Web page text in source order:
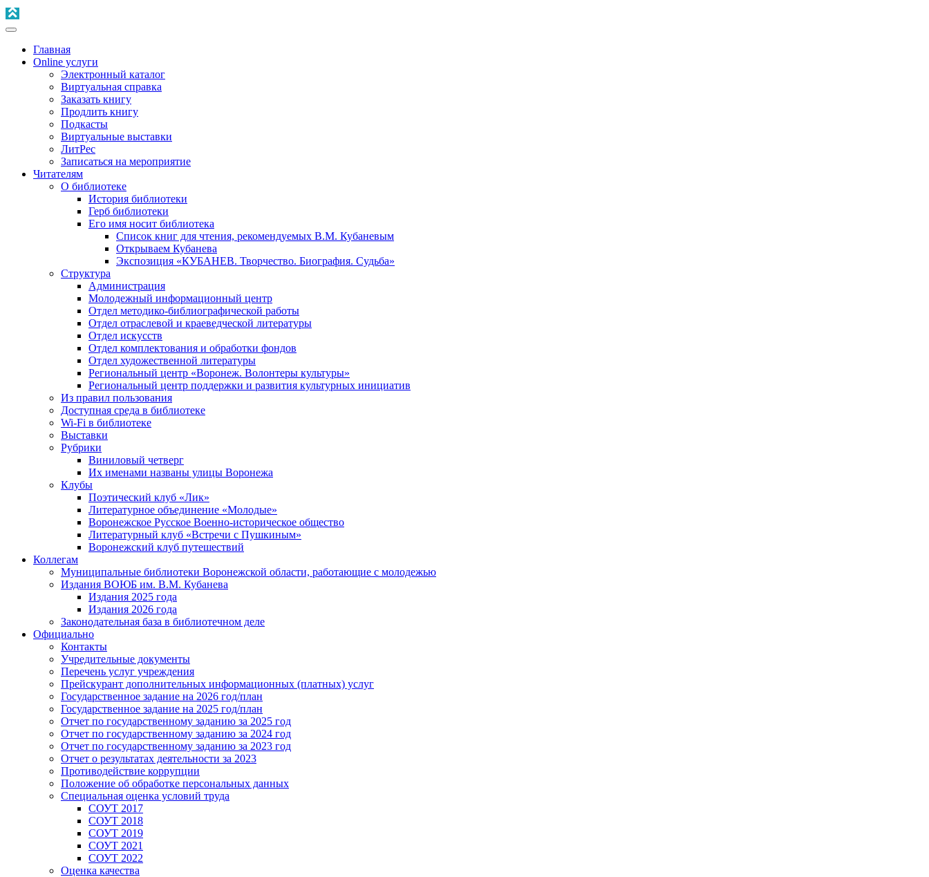
Главная
Online услуги
Электронный каталог
Виртуальная справка
Заказать книгу
Продлить книгу
Подкасты
Виртуальные выставки
ЛитРес
Записаться на мероприятие
Читателям
О библиотеке
История библиотеки
Герб библиотеки
Его имя носит библиотека
Список книг для чтения, рекомендуемых В.М. Кубаневым
Открываем Кубанева
Экспозиция «КУБАНЕВ. Творчество. Биография. Судьба»
Структура
Администрация
Молодежный информационный центр
Отдел методико-библиографической работы
Отдел отраслевой и краеведческой литературы
Отдел искусств
Отдел комплектования и обработки фондов
Отдел художественной литературы
Региональный центр «Воронеж. Волонтеры культуры»
Региональный центр поддержки и развития культурных инициатив
Из правил пользования
Доступная среда в библиотеке
Wi-Fi в библиотеке
Выставки
Рубрики
Виниловый четверг
Их именами названы улицы Воронежа
Клубы
Поэтический клуб «Лик»
Литературное объединение «Молодые»
Воронежское Русское Военно-историческое общество
Литературный клуб «Встречи с Пушкиным»
Воронежский клуб путешествий
Коллегам
Муниципальные библиотеки Воронежской области, работающие с молодежью
Издания ВОЮБ им. В.М. Кубанева
Издания 2025 года
Издания 2026 года
Законодательная база в библиотечном деле
Официально
Контакты
Учредительные документы
Перечень услуг учреждения
Прейскурант дополнительных информационных (платных) услуг
Государственное задание на 2026 год/план
Государственное задание на 2025 год/план
Отчет по государственному заданию за 2025 год
Отчет по государственному заданию за 2024 год
Отчет по государственному заданию за 2023 год
Отчет о результатах деятельности за 2023
Противодействие коррупции
Положение об обработке персональных данных
Специальная оценка условий труда
СОУТ 2017
СОУТ 2018
СОУТ 2019
СОУТ 2021
СОУТ 2022
Оценка качества